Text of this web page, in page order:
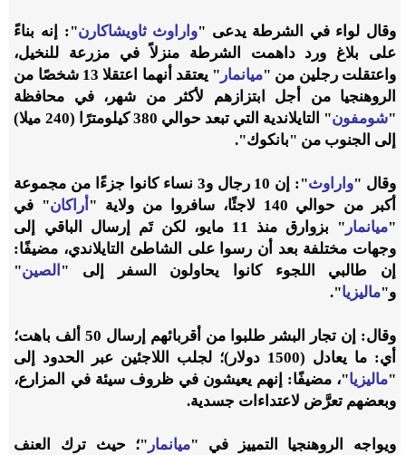
وقال لواء في الشرطة يدعى "واراوث ثاويشاكارن": إنه بناءً
على بلاغ ورد داهمت الشرطة منزلاً في مزرعة للنخيل،
واعتقلت رجلين من "ميانمار
" يعتقد أنهما اعتقلا 13 شخصًا من
الروهنجيا من أجل ابتزازهم لأكثر من شهر، في محافظة
"شومفون
" التايلاندية التي تبعد حوالي 380 كيلومترًا (240 ميلا)
إلى الجنوب من "بانكوك".
وقال "واراوث
": إن 10 رجال و3 نساء كانوا جزءًا من مجموعة
أكبر من حوالي 140 لاجئًا، سافروا من ولاية "
أراكان" في
"ميانمار
" بزوارق منذ 11 مايو، لكن تَم إرسال الباقي إلى
وجهات مختلفة بعد أن رسوا على الشاطئ التايلاندي، مضيفًا:
إن طالبي اللجوء كانوا يحاولون السفر إلى " الصين"
و"ماليزيا".
وقال: إن تجار البشر طلبوا من أقربائهم إرسال 50 ألف باهت؛
أي: ما يعادل (1500 دولار)؛ لجلب اللاجئين عبر الحدود إلى
"ماليزيا"، مضيفًا: إنهم يعيشون في ظروف سيئة في المزارع،
وبعضهم تعرَّض لاعتداءات جسدية.
ويواجه الروهنجيا التمييز في "ميانمار "؛ حيث ترك العنف